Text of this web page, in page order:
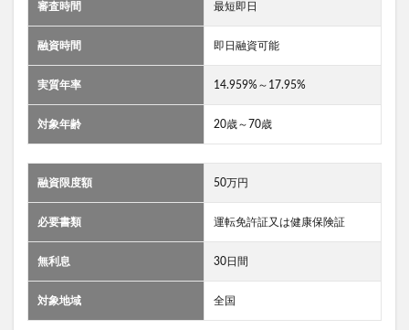
審査時間 最短即日
融資時間 即日融資可能
実質年率 14.959%～17.95%
対象年齢 20歳～70歳
融資限度額 50万円
必要書類 運転免許証又は健康保険証
無利息 30日間
対象地域 全国